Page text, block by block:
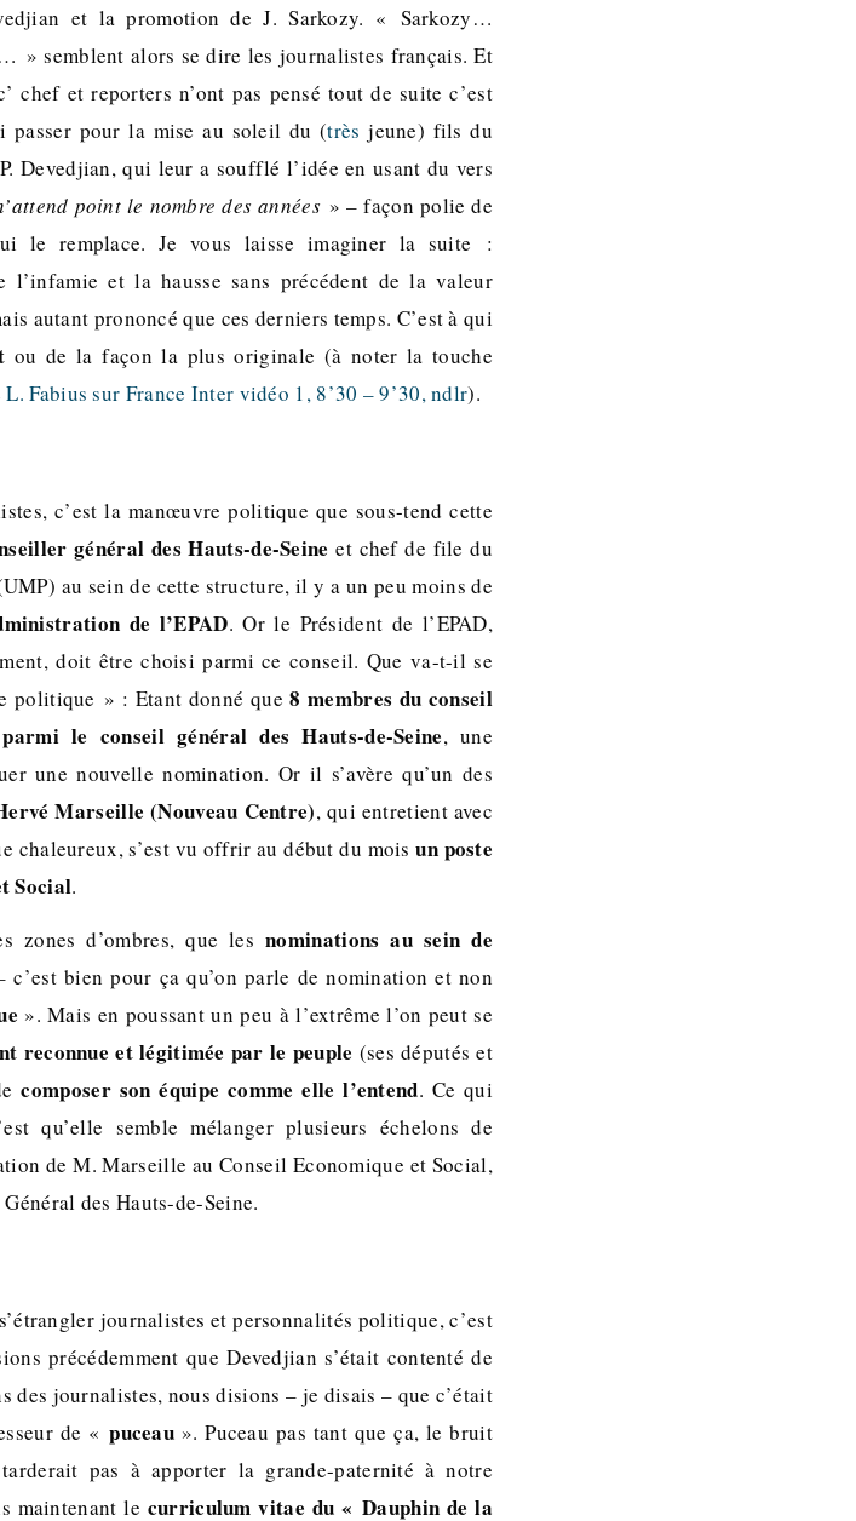
et la promotion de J. Sarkozy. « Sarkozy…
» semblent alors se dire les journalistes français. Et
chef et reporters n’ont pas pensé tout de suite c’est
passer pour la mise au soleil du (très jeune) fils du
Devedjian, qui leur a soufflé l’idée en usant du vers
point le nombre des années » – façon polie de
le remplace. Je vous laisse imaginer la suite :
l’infamie et la hausse sans précédent de la valeur
autant prononcé que ces derniers temps. C’est à qui
ou de la façon la plus originale (à noter la touche
L. Fabius sur France Inter vidéo 1, 8’30 – 9’30, ndlr).
c’est la manœuvre politique que sous-tend cette
général des Hauts-de-Seine et chef de file du
au sein de cette structure, il y a un peu moins de
de l’EPAD. Or le Président de l’EPAD,
doit être choisi parmi ce conseil. Que va-t-il se
politique » : Etant donné que8 membres du conseil
le conseil général des Hauts-de-Seine, une
une nouvelle nomination. Or il s’avère qu’un des
Marseille (Nouveau Centre), qui entretient avec
chaleureux, s’est vu offrir au début du moisun poste
Social.
zones d’ombres, que lesnominations au sein de
bien pour ça qu’on parle de nomination et non
». Mais en poussant un peu à l’extrême l’on peut se
reconnue et légitimée par le peuple (ses députés et
composer son équipe comme elle l’entend. Ce qui
qu’elle semble mélanger plusieurs échelons de
de M. Marseille au Conseil Economique et Social,
des Hauts-de-Seine.
journalistes et personnalités politique, c’est
précédemment que Devedjian s’était contenté de
journalistes, nous disions – je disais – que c’était
de «puceau ». Puceau pas tant que ça, le bruit
pas à apporter la grande-paternité à notre
maintenant le curriculum vitae du « Dauphin de la